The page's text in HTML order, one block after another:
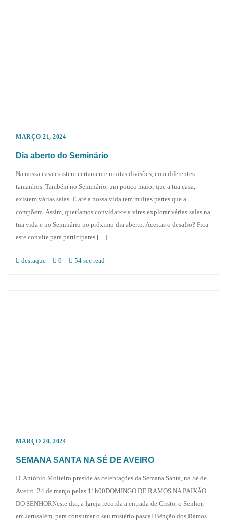
MARÇO 21, 2024
Dia aberto do Seminário
Na nossa casa existem certamente muitas divisões, com diferentes
tamanhos. Também no Seminário, um pouco maior que a tua casa,
existem várias salas. E até a nossa vida tem muitas partes que a
compõem. Assim, queríamos convidar-te a vires explorar várias salas na
tua vida e no Seminário no próximo dia aberto. Aceitas o desafio? Fica
este convite para participares […]
destaque 0 54 sec read
MARÇO 20, 2024
SEMANA SANTA NA SÉ DE AVEIRO
D. António Moiteiro preside às celebrações da Semana Santa, na Sé de
Aveiro. 24 de março pelas 11h00DOMINGO DE RAMOS NA PAIXÃO
DO SENHORNeste dia, a Igreja recorda a entrada de Cristo, o Senhor,
em Jerusalém, para consumar o seu mistério pascal.Bênção dos Ramos